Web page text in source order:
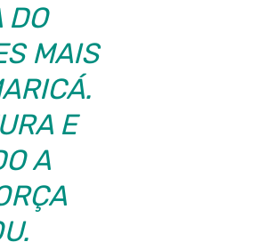
DO
MAIS
E
A